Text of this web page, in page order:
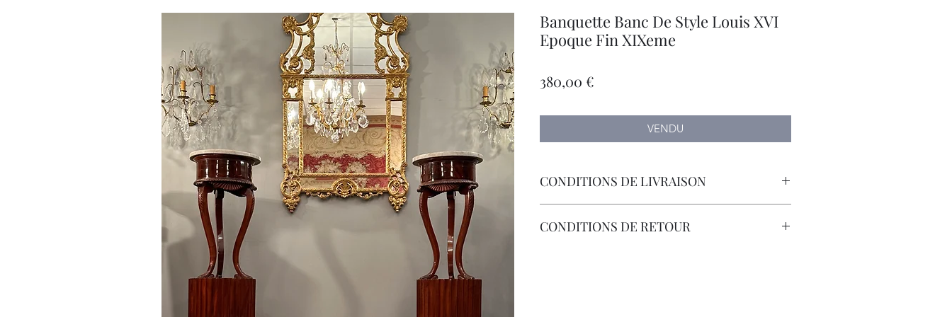
Banquette Banc De Style Louis XVI
Epoque Fin XIXeme
380,00 €
VENDU
CONDITIONS DE LIVRAISON
CONDITIONS DE RETOUR